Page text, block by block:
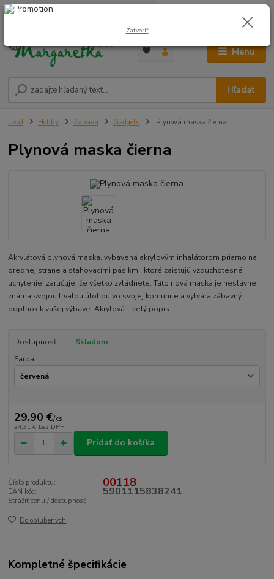
Menu
Hľadať
0948 236 042
0,00 €
Úvod Hobby Zábava Gadgets Plynová maska čierna
Plynová maska čierna
Akrylátová plynová maska, vybavená akrylovým inhalátorom priamo na
prednej strane a sťahovacími pásikmi, ktoré zaisťujú vzduchotesné
uchytenie, zaručuje, že všetko zvládnete. Táto nová maska je neslávne
známa svojou trvalou úlohou vo svojej komunite a vytvára zábavný
doplnok k vašej výbave. Akrylová... celý popis
Dostupnosť
Skladom
Farba
29,90 €/ks
24,31 € bez DPH
Pridať do košíka
Číslo produktu: 00118
EAN kód: 5901115838241
Strážiť cenu / dostupnosť
Do obľúbených
Kompletné špecifikácie
Zatvoriť